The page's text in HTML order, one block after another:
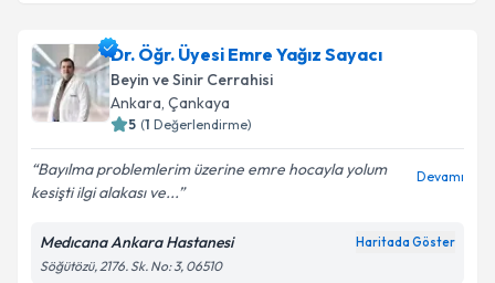
takvim hazırlandığında e-posta ile bilgilendireceğiz.
E-posta Adresiniz
kapsamda işlenmesini kabul ediyorum.
Dr. Öğr. Üyesi Emre Yağız Sayacı
Beyin ve Sinir Cerrahisi
Ankara, Çankaya
5 (1 Değerlendirme)
Bayılma problemlerim üzerine emre hocayla yolum
kesişti ilgi alakası ve...
Devamı
Medıcana Ankara Hastanesi Haritada Göster
Söğütözü, 2176. Sk. No: 3, 06510